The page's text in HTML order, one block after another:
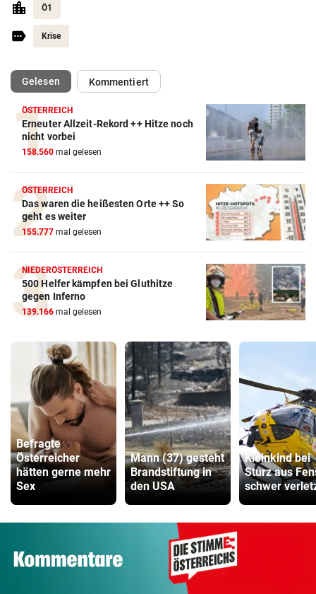
Ö1
Krise
Gelesen(ausgewählt)Kommentiert
ÖSTERREICH
Erneuter Allzeit-Rekord ++ Hitze noch
nicht vorbei
158.560 mal gelesen
ÖSTERREICH
Das waren die heißesten Orte ++ So
geht es weiter
155.777 mal gelesen
NIEDERÖSTERREICH
500 Helfer kämpfen bei Gluthitze
gegen Inferno
139.166 mal gelesen
Befragte
Österreicher
hätten gerne mehr
Sex
Mann (37) gesteht
Brandstiftung in
den USA
Kleinkind bei
Sturz aus
schwer